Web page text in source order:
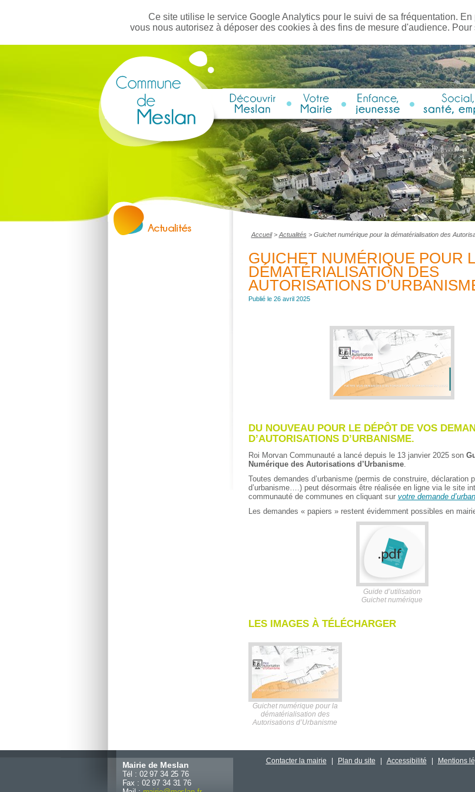
Ce site utilise le service Google Analytics pour le suivi de sa fréquentation.
vous nous autorisez à déposer des cookies à des fins de mesure d'audience.
Accueil> Actualités> Guichet numérique pour la dématérialisation des
GUICHET NUMÉRIQUE POUR
DÉMATÉRIALISATION DES
AUTORISATIONS
Publié le 26 avril 2025
DU NOUVEAU POUR LE DÉPÔT DE VOS
D’AUTORISATIONS D’URBANISME.
Roi Morvan Communauté a lancé depuis le 13 janvier 2025 son
Numérique des Autorisations d’Urbanisme.
Toutes demandes d’urbanisme (permis de construire, déclaration
d’urbanisme….) peut désormais être réalisée en ligne via le site
communauté de communes en cliquant sur votre demande
Les demandes « papiers » restent évidemment possibles en
Guide d’utilisation
Guichet numérique
LES IMAGES À TÉLÉCHARGER
Guichet numérique pour la
dématérialisation des
Autorisations d’Urbanisme
Mairie de Meslan
Tél : 02 97 34 25 76
Fax : 02 97 34 31 76
Contacter la mairie Plan du site Accessibilité Mentions